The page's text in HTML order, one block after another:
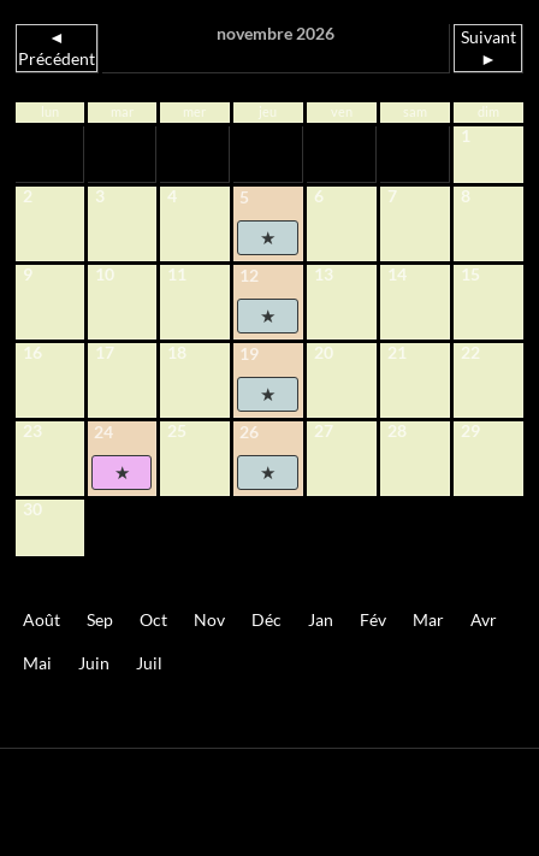
◄
Précédent
novembre 2026
Suivant
►
lun mar mer jeu ven sam dim
1
2 3 4 5 6 7 8
9 10 11 12 13 14 15
16 17 18 19 20 21 22
23 24 25 26 27 28 29
30
Août Sep Oct Nov Déc Jan Fév Mar Avr
Mai Juin Juil